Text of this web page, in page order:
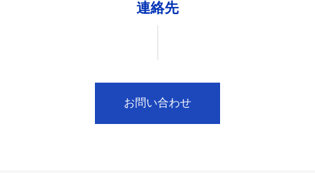
連絡先
お問い合わせ